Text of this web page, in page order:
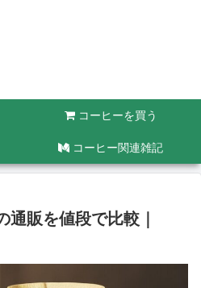
コーヒーを買う
コーヒー関連雑記
通販を値段で比較｜